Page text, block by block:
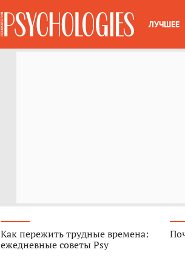
ЛУЧШЕЕ
Как пережить трудные времена:
ежедневные советы Psy